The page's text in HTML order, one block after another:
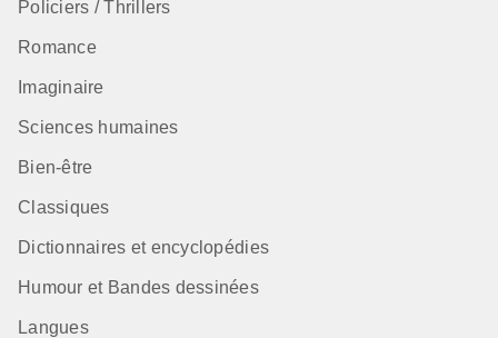
Policiers / Thrillers
Romance
Imaginaire
Sciences humaines
Bien-être
Classiques
Dictionnaires et encyclopédies
Humour et Bandes dessinées
Langues